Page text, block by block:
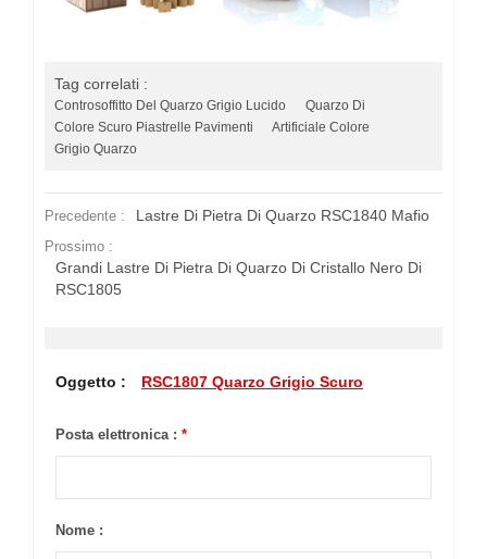
Tag correlati :
Controsoffitto Del Quarzo Grigio Lucido
Quarzo Di
Colore Scuro Piastrelle Pavimenti
Artificiale Colore
Grigio Quarzo
Precedente : Lastre Di Pietra Di Quarzo RSC1840 Mafio
Prossimo :
Grandi Lastre Di Pietra Di Quarzo Di Cristallo Nero Di
RSC1805
Oggetto : RSC1807 Quarzo Grigio Scuro
Posta elettronica : *
Nome :